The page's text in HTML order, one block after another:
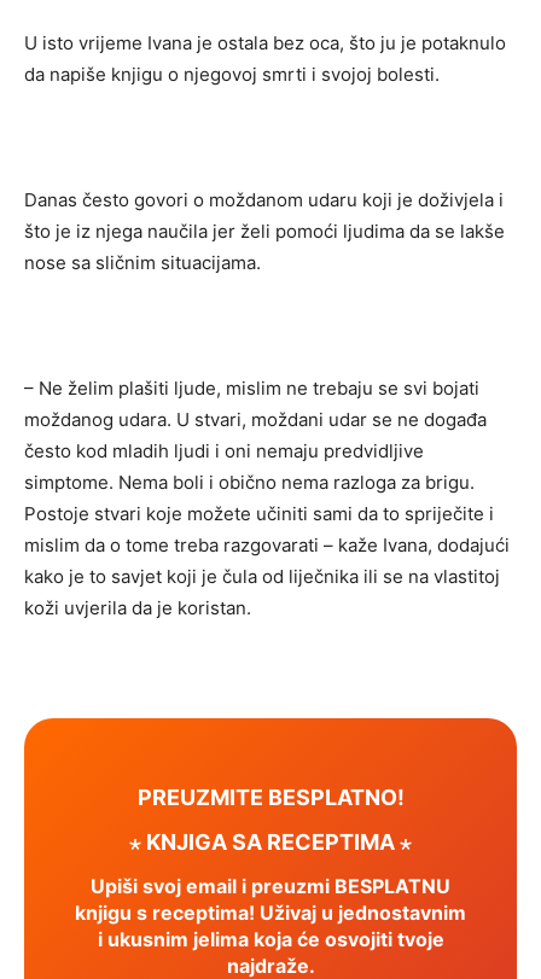
U isto vrijeme Ivana je ostala bez oca, što ju je potaknulo
da napiše knjigu o njegovoj smrti i svojoj bolesti.
Danas često govori o moždanom udaru koji je doživjela i
što je iz njega naučila jer želi pomoći ljudima da se lakše
nose sa sličnim situacijama.
– Ne želim plašiti ljude, mislim ne trebaju se svi bojati
moždanog udara. U stvari, moždani udar se ne događa
često kod mladih ljudi i oni nemaju predvidljive
simptome. Nema boli i obično nema razloga za brigu.
Postoje stvari koje možete učiniti sami da to spriječite i
mislim da o tome treba razgovarati – kaže Ivana, dodajući
kako je to savjet koji je čula od liječnika ili se na vlastitoj
koži uvjerila da je koristan.
PREUZMITE BESPLATNO!
⋆ KNJIGA SA RECEPTIMA ⋆
Upiši svoj email i preuzmi BESPLATNU
knjigu s receptima! Uživaj u jednostavnim
i ukusnim jelima koja će osvojiti tvoje
najdraže.